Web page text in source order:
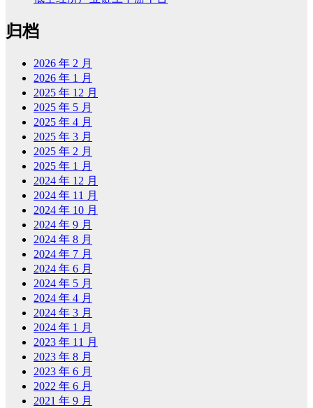
归档
2026 年 2 月
2026 年 1 月
2025 年 12 月
2025 年 5 月
2025 年 4 月
2025 年 3 月
2025 年 2 月
2025 年 1 月
2024 年 12 月
2024 年 11 月
2024 年 10 月
2024 年 9 月
2024 年 8 月
2024 年 7 月
2024 年 6 月
2024 年 5 月
2024 年 4 月
2024 年 3 月
2024 年 1 月
2023 年 11 月
2023 年 8 月
2023 年 6 月
2022 年 6 月
2021 年 9 月